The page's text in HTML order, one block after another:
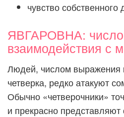
чувство собственного
ЯВГАРОВНА: число
взаимодействия с
Людей, числом выражения
четверка, редко атакуют
Обычно «четверочники»
и прекрасно представляют